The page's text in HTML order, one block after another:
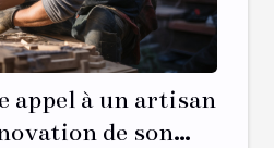
appel à un artisan
de son